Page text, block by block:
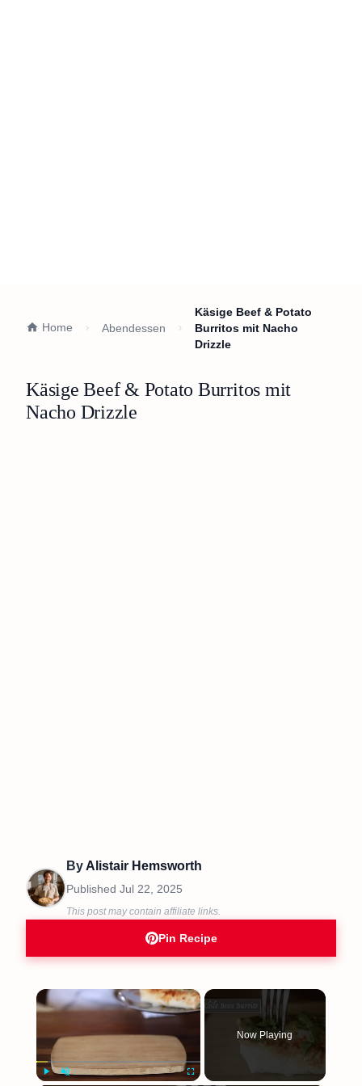
Home Abendessen
Käsige Beef & Potato
Burritos mit Nacho
Drizzle
Käsige Beef & Potato Burritos mit
Nacho Drizzle
ByAlistair Hemsworth
Published Jul 22, 2025
This post may contain affiliate links.
Pin Recipe
×
Now Playing